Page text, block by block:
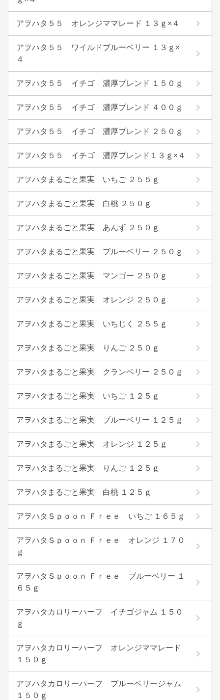
アヲハタ５５ オレンジママレード １３ｇ×４
アヲハタ５５ ワイルドブルーベリー １３ｇ×
４
アヲハタ５５ イチゴ 濃厚ブレンド １５０ｇ
アヲハタ５５ イチゴ 濃厚ブレンド ４００ｇ
アヲハタ５５ イチゴ 濃厚ブレンド ２５０ｇ
アヲハタ５５ イチゴ 濃厚ブレンド１３ｇ×４
アヲハタまるごと果実 いちご ２５５ｇ
アヲハタまるごと果実 白桃 ２５０ｇ
アヲハタまるごと果実 あんず ２５０ｇ
アヲハタまるごと果実 ブルーベリー ２５０ｇ
アヲハタまるごと果実 マンゴー ２５０ｇ
アヲハタまるごと果実 オレンジ ２５０ｇ
アヲハタまるごと果実 いちじく ２５５ｇ
アヲハタまるごと果実 りんご ２５０ｇ
アヲハタまるごと果実 クランベリー ２５０ｇ
アヲハタまるごと果実 いちご １２５ｇ
アヲハタまるごと果実 ブルーベリー １２５ｇ
アヲハタまるごと果実 オレンジ １２５ｇ
アヲハタまるごと果実 りんご １２５ｇ
アヲハタまるごと果実 白桃 １２５ｇ
アヲハタＳｐｏｏｎ Ｆｒｅｅ いちご １６５ｇ
アヲハタＳｐｏｏｎ Ｆｒｅｅ オレンジ １７０
ｇ
アヲハタＳｐｏｏｎ Ｆｒｅｅ ブルーベリー １
６５ｇ
アヲハタカロリーハーフ イチゴジャム １５０
ｇ
アヲハタカロリーハーフ オレンジママレード
１５０ｇ
アヲハタカロリーハーフ ブルーベリージャム
１５０ｇ